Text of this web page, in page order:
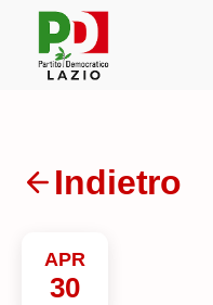
Indietro
APR
30